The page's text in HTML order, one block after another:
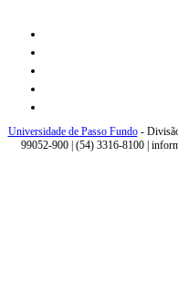
Universidade de Passo Fundo-
99052-900 | (54) 3316-8100 |